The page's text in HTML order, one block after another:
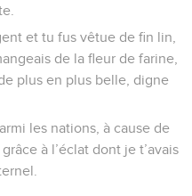
et tu fus vêtue de fin lin,
de la fleur de farine,
plus en plus belle, digne
les nations, à cause de
à l’éclat dont je t’avais